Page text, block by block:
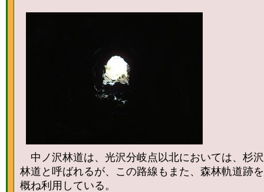
中ノ沢林道は、光沢分岐点以北においては、杉沢
林道と呼ばれるが、この路線もまた、森林軌道跡を
概ね利用している。